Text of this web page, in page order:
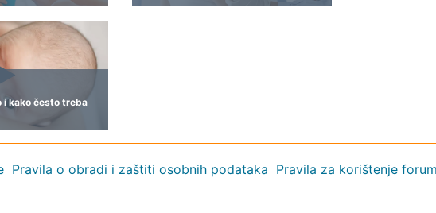
i kako često treba
Pravila o obradi i zaštiti osobnih podataka Pravila za korištenje